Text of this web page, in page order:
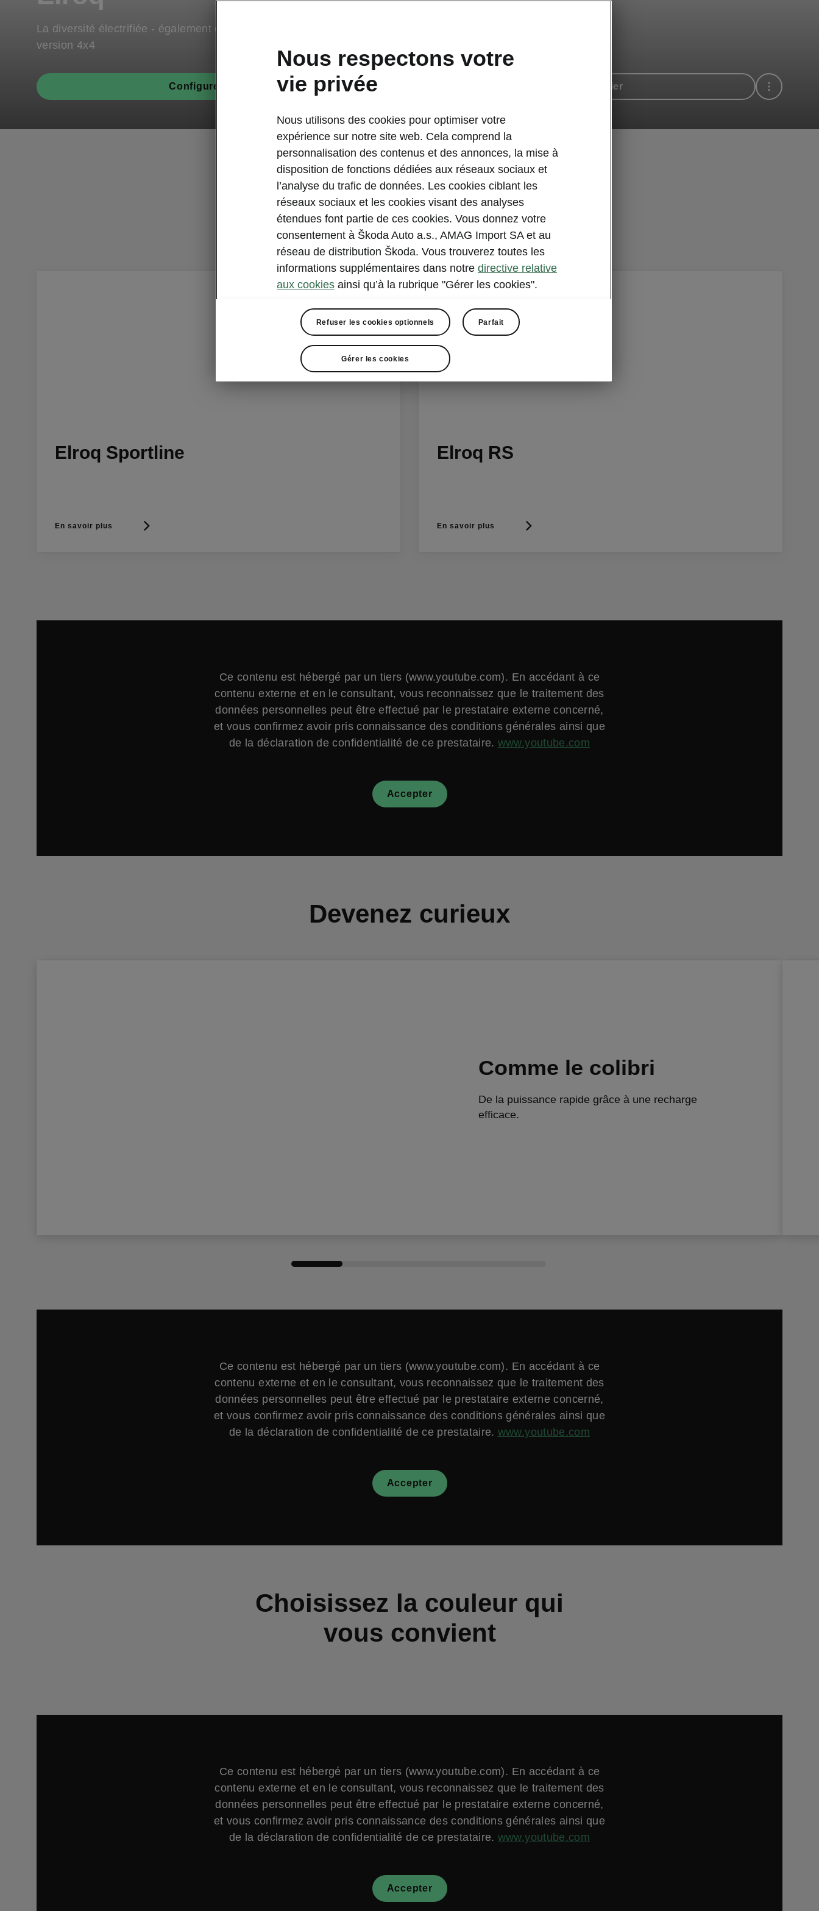
La diversité électrifiée - également disponible en
version 4x4
Configurer Demandez un essai routier
Plus de style, plus de
sportivité
Elroq Sportline
En savoir plus
Elroq RS
En savoir plus
Ce contenu est hébergé par un tiers (www.youtube.com). En accédant à ce
contenu externe et en le consultant, vous reconnaissez que le traitement des
données personnelles peut être effectué par le prestataire externe concerné,
et vous confirmez avoir pris connaissance des conditions générales ainsi que
de la déclaration de confidentialité de ce prestataire. www.youtube.com
Accepter
Devenez curieux
Comme le colibri
De la puissance rapide grâce à une recharge
efficace.
Ce contenu est hébergé par un tiers (www.youtube.com). En accédant à ce
contenu externe et en le consultant, vous reconnaissez que le traitement des
données personnelles peut être effectué par le prestataire externe concerné,
et vous confirmez avoir pris connaissance des conditions générales ainsi que
de la déclaration de confidentialité de ce prestataire. www.youtube.com
Accepter
Choisissez la couleur qui
vous convient
Ce contenu est hébergé par un tiers (www.youtube.com). En accédant à ce
contenu externe et en le consultant, vous reconnaissez que le traitement des
données personnelles peut être effectué par le prestataire externe concerné,
et vous confirmez avoir pris connaissance des conditions générales ainsi que
de la déclaration de confidentialité de ce prestataire. www.youtube.com
Accepter
Nous respectons votre
vie privée
Nous utilisons des cookies pour optimiser votre
expérience sur notre site web. Cela comprend la
personnalisation des contenus et des annonces, la mise à
disposition de fonctions dédiées aux réseaux sociaux et
l’analyse du trafic de données. Les cookies ciblant les
réseaux sociaux et les cookies visant des analyses
étendues font partie de ces cookies. Vous donnez votre
consentement à Škoda Auto a.s., AMAG Import SA et au
réseau de distribution Škoda. Vous trouverez toutes les
informations supplémentaires dans notre directive relative
aux cookies ainsi qu’à la rubrique "Gérer les cookies".
Refuser les cookies optionnels Parfait
Gérer les cookies